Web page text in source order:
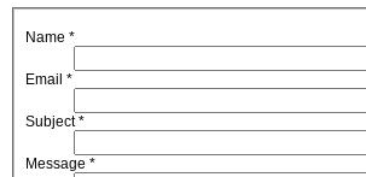
Name *
Email *
Subject*
Message *